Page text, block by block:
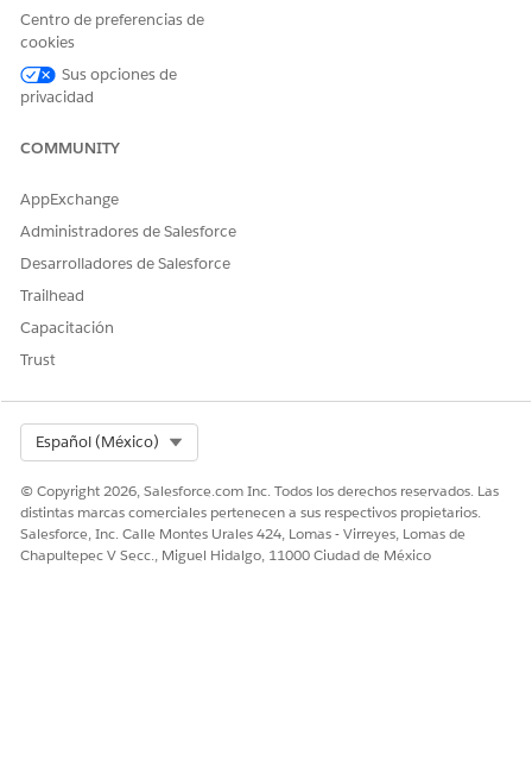
¿RESOLVIÓ ESTE ARTÍCULO SU PROBLEMA?
Centro de preferencias de
cookies
Sus opciones de
privacidad
COMMUNITY
AppExchange
Administradores de Salesforce
Desarrolladores de Salesforce
Trailhead
Capacitación
Trust
Español (México)
© Copyright 2026, Salesforce.com Inc. Todos los derechos reservados. Las
distintas marcas comerciales pertenecen a sus respectivos propietarios.
Salesforce, Inc. Calle Montes Urales 424, Lomas - Virreyes, Lomas de
Chapultepec V Secc., Miguel Hidalgo, 11000 Ciudad de México